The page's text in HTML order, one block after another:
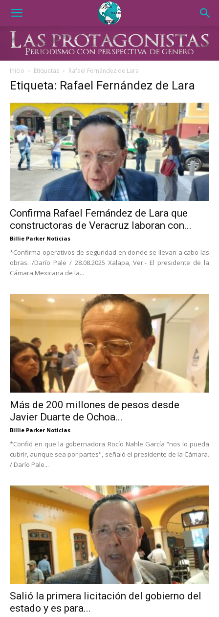
Inicio Etiquetas Rafael Fernández de Lara
Etiqueta: Rafael Fernández de Lara
Confirma Rafael Fernández de Lara que
constructoras de Veracruz laboran con...
Billie Parker Noticias
*Confirma operativos de seguridad en donde se llevan a cabo las
obras. /Darío Pale / 28.08.2025 Xalapa, Ver.- El presidente de la
Cámara Mexicana de la...
Más de 200 millones de pesos desde
Javier Duarte de Ochoa...
Billie Parker Noticias
*Confió en que la gobernadora Rocío Nahle García “nos lo pueda
cubrir, aunque sea por partes", señaló el presidente de la Cámara.
/ Darío Pale...
Salió la primera licitación del gobierno del
estado y es para...